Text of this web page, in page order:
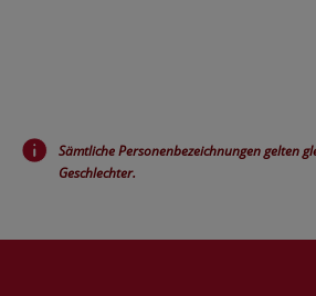
Sämtliche Personenbezeichnungen gelten
Geschlechter.